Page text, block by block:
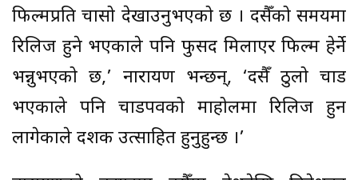
फिल्मप्रति चासो देखाउनुभएको छ । दसैँको समयमा
रिलिज हुने भएकाले पनि फुर्सद मिलाएर फिल्म हेर्ने
भन्नुभएको छ,’ नारायण भन्छन्, ‘दसैँ ठुलो चाड
भएकाले पनि चाडपर्वको माहोलमा रिलिज हुन
लागेकाले दर्शक उत्साहित हुनुहुन्छ ।’